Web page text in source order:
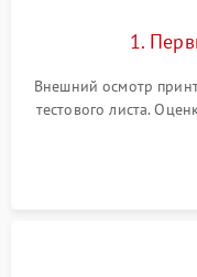
1.
Внешний осмотр
тестового листа.
выявление
дефектов